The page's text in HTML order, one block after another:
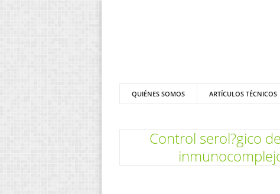
QUIÉNES SOMOS ARTÍCULOS TÉCNICOS
Control serol?gico